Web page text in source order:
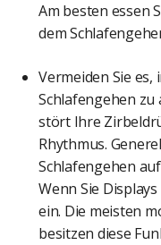
Am besten essen
dem
Vermeiden Sie es,
Schlafengehen
stört Ihre
Rhythmus.
Schlafengehen
Wenn Sie
ein. Die meisten
besitzen diese